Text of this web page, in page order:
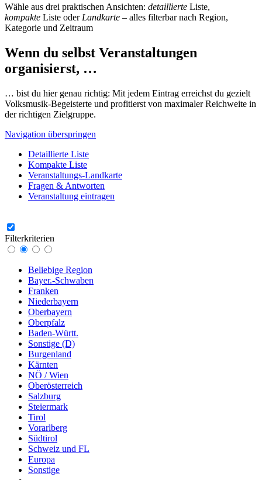
Wähle aus drei praktischen Ansichten: detaillierte Liste,
kompakte Liste oder Landkarte – alles filterbar nach Region,
Kategorie und Zeitraum
Wenn du selbst Veranstaltungen
organisierst, …
… bist du hier genau richtig: Mit jedem Eintrag erreichst du gezielt
Volksmusik-Begeisterte und profitierst von maximaler Reichweite in
der richtigen Zielgruppe.
Navigation überspringen
Detaillierte Liste
Kompakte Liste
Veranstaltungs-Landkarte
Fragen & Antworten
Veranstaltung eintragen
Filterkriterien
Beliebige Region
Bayer.-Schwaben
Franken
Niederbayern
Oberbayern
Oberpfalz
Baden-Württ.
Sonstige (D)
Burgenland
Kärnten
NÖ / Wien
Oberösterreich
Salzburg
Steiermark
Tirol
Vorarlberg
Südtirol
Schweiz und FL
Europa
Sonstige